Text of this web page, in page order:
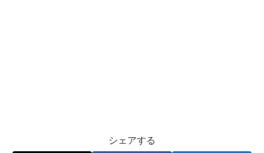
シェアする